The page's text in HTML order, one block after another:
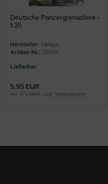
Deutsche Panzergrenadiere -
1:35
Hersteller: Tamiya
Artikel-Nr.: 35061
Lieferbar
5,95 EUR
inkl. 19 % MwSt. zzgl. Versandkosten
Collections
Hawk Model